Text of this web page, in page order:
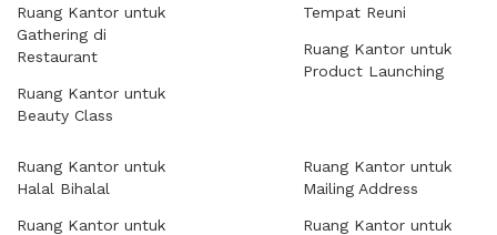
Ruang Kantor untuk
Gathering di
Restaurant
Ruang Kantor untuk
Beauty Class
Tempat Reuni
Ruang Kantor untuk
Product Launching
Ruang Kantor untuk
Halal Bihalal
Ruang Kantor untuk
Ruang Kantor untuk
Mailing Address
Ruang Kantor untuk